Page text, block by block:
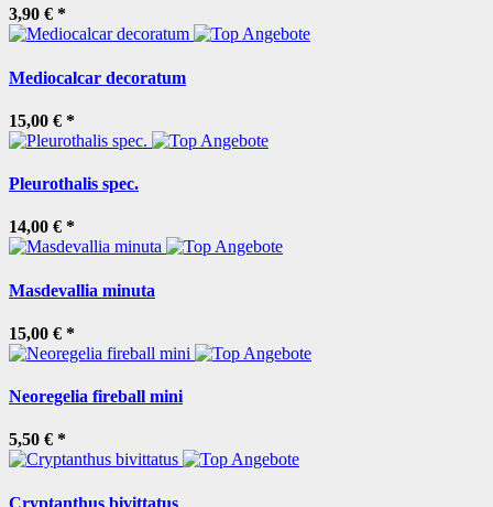
3,90 € *
Mediocalcar decoratum
15,00 € *
Pleurothalis spec.
14,00 € *
Masdevallia minuta
15,00 € *
Neoregelia fireball mini
5,50 € *
Cryptanthus bivittatus